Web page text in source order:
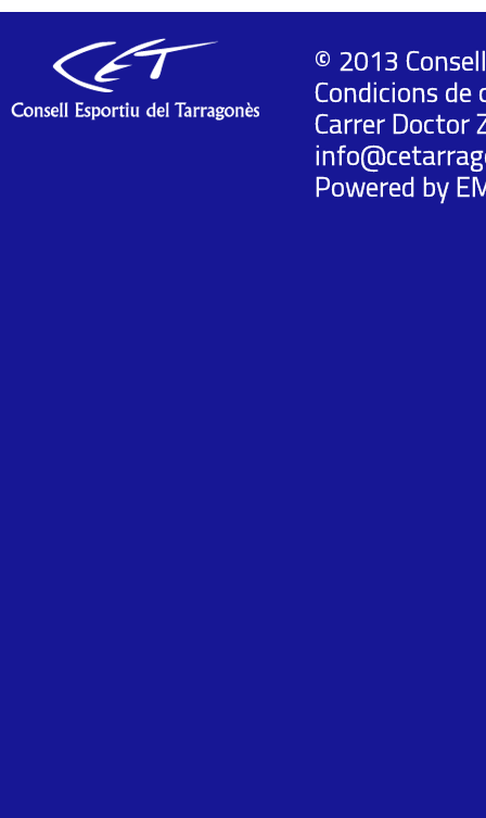
© 2013
Condicions
Carrer Doctor
Powered by